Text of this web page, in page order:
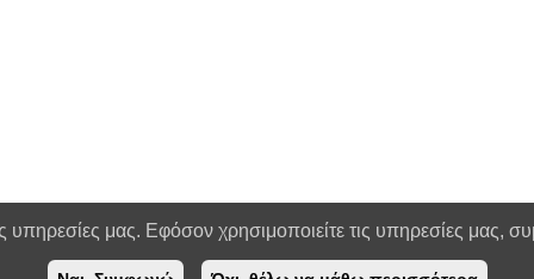
μας. Εφόσον χρησιμοποιείτε τις υπηρεσίες μας,